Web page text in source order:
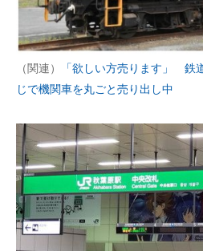
（関連）
「欲しい方売ります」 鉄
じで機関車を丸ごと売り出し中